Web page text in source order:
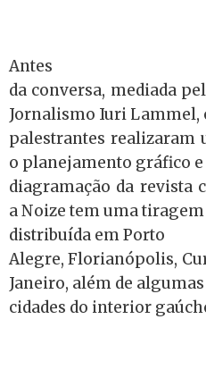
Antes
da conversa, mediada
Jornalismo Iuri Lammel,
palestrantes realizaram
o planejamento gráfico e
diagramação da revista
a Noize tem uma
distribuída em Porto
Alegre, Florianópolis,
Janeiro, além de algumas
cidades do interior